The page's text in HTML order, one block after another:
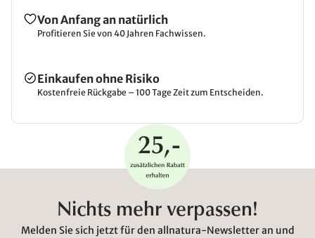
Von Anfang an natürlich
Profitieren Sie von 40 Jahren Fachwissen.
Einkaufen ohne Risiko
Kostenfreie Rückgabe – 100 Tage Zeit zum Entscheiden.
Nichts mehr verpassen!
Melden Sie sich jetzt für den allnatura-Newsletter an und